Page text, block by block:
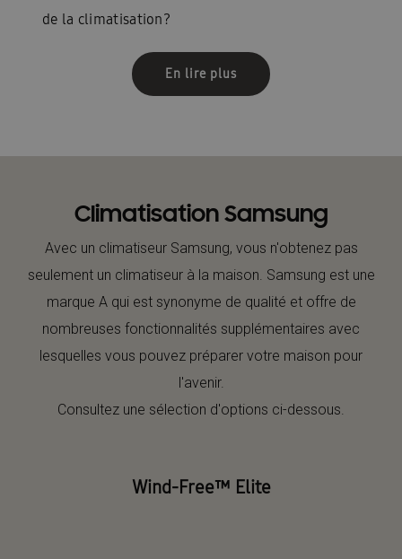
de la climatisation?
En lire plus
Climatisation Samsung
Avec un climatiseur Samsung, vous n'obtenez pas
seulement un climatiseur à la maison. Samsung est une
marque A qui est synonyme de qualité et offre de
nombreuses fonctionnalités supplémentaires avec
lesquelles vous pouvez préparer votre maison pour
l'avenir.
Consultez une sélection d'options ci-dessous.
Wind-Free™ Elite